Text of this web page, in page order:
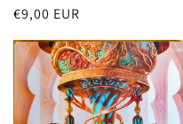
Prezzo
listino
€9,00 EUR